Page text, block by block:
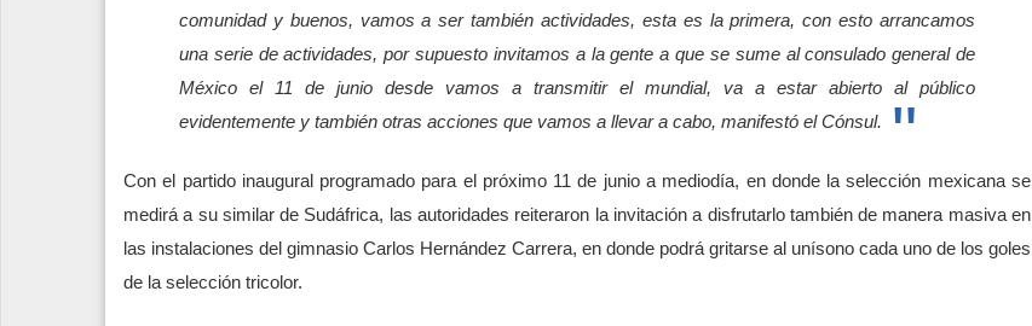
comunidad y buenos, vamos a ser también actividades, esta es la primera, con esto arrancamos
una serie de actividades, por supuesto invitamos a la gente a que se sume al consulado general de
México el 11 de junio desde vamos a transmitir el mundial, va a estar abierto al público
evidentemente y también otras acciones que vamos a llevar a cabo, manifestó el Cónsul.
Con el partido inaugural programado para el próximo 11 de junio a mediodía, en donde la selección mexicana se
medirá a su similar de Sudáfrica, las autoridades reiteraron la invitación a disfrutarlo también de manera masiva en
las instalaciones del gimnasio Carlos Hernández Carrera, en donde podrá gritarse al unísono cada uno de los goles
de la selección tricolor.